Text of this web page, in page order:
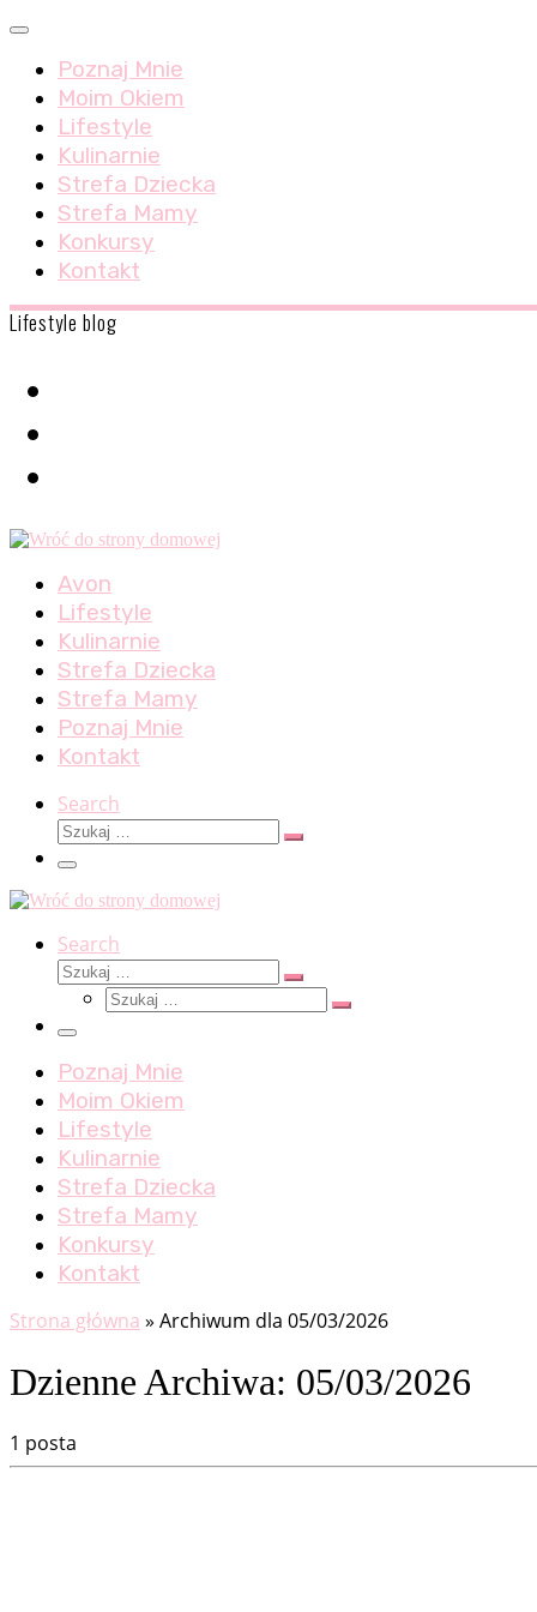
Skip
content
Menu
Poznaj Mnie
Moim Okiem
Lifestyle
Kulinarnie
Strefa Dziecka
Strefa Mamy
Konkursy
Kontakt
Lifestyle blog
Avon
Lifestyle
Kulinarnie
Strefa Dziecka
Strefa Mamy
Poznaj Mnie
Kontakt
Search
Szukaj
Szukaj
Menu
Search
Szukaj
Szukaj
Szukaj
Szukaj
Menu
Poznaj Mnie
Moim Okiem
Lifestyle
Kulinarnie
Strefa Dziecka
Strefa Mamy
Konkursy
Kontakt
Strona główna » Archiwum dla 05/03/2026
Dzienne Archiwa: 05/03/2026
1 posta